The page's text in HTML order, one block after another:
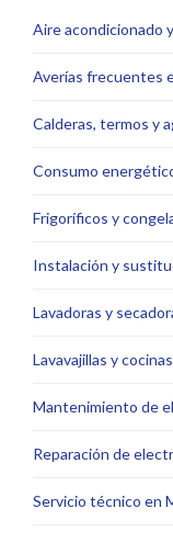
Aire acondicionado
Averías frecuentes
Calderas, termos y
Consumo
Frigoríficos y
Instalación y
Lavadoras y
Lavavajillas y cocinas
Mantenimiento de
Reparación de
Servicio técnico en